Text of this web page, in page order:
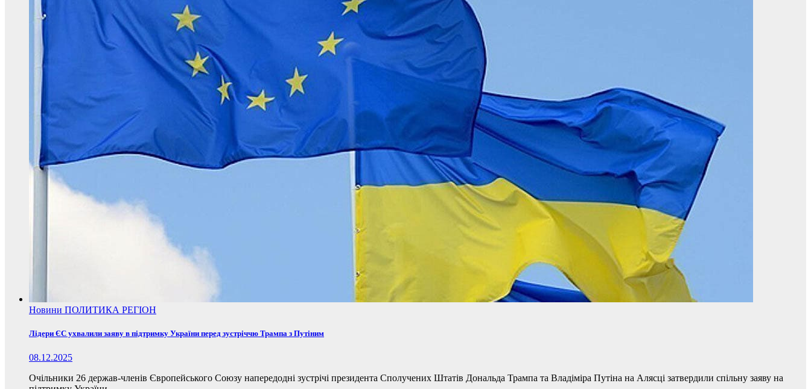
Новини ПОЛИТИКА РЕГІОН
Лідери ЄС ухвалили заяву в підтримку України перед зустріччю Трампа з Путіним
08.12.2025
Очільники 26 держав-членів Європейського Союзу напередодні зустрічі президента Сполучених Штатів Дональда Трампа та Владіміра Путіна на Алясці затвердили спільну заяву на